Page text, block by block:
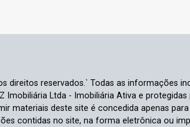
direitos reservados.` Todas as informações
Ltda - Imobiliária Ativa e
materiais deste site é concedida apenas
contidas no site, na forma eletrônica ou